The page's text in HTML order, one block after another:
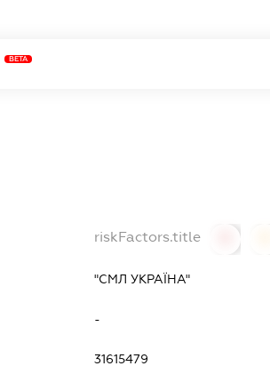
BETA
riskFactors.title
"СМЛ УКРАЇНА"
-
31615479